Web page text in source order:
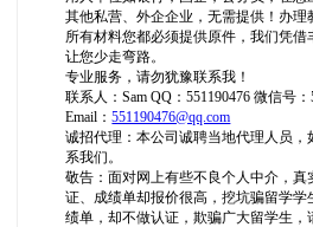
其他私营、外企企业，无需提供！办理
所有材料您都必须提供原件，我们凭借
让您少走弯路。
专业服务，请勿犹豫联系我！
联系人：Sam QQ：551190476 微信号：
Email：551190476@qq.com
诚招代理：本公司诚聘当地代理人员
系我们。
敬告：面对网上有些不良个人中介，
证、成绩单却报价很高，挖坑骗留学
绩单，却不做认证，欺骗广大留学生